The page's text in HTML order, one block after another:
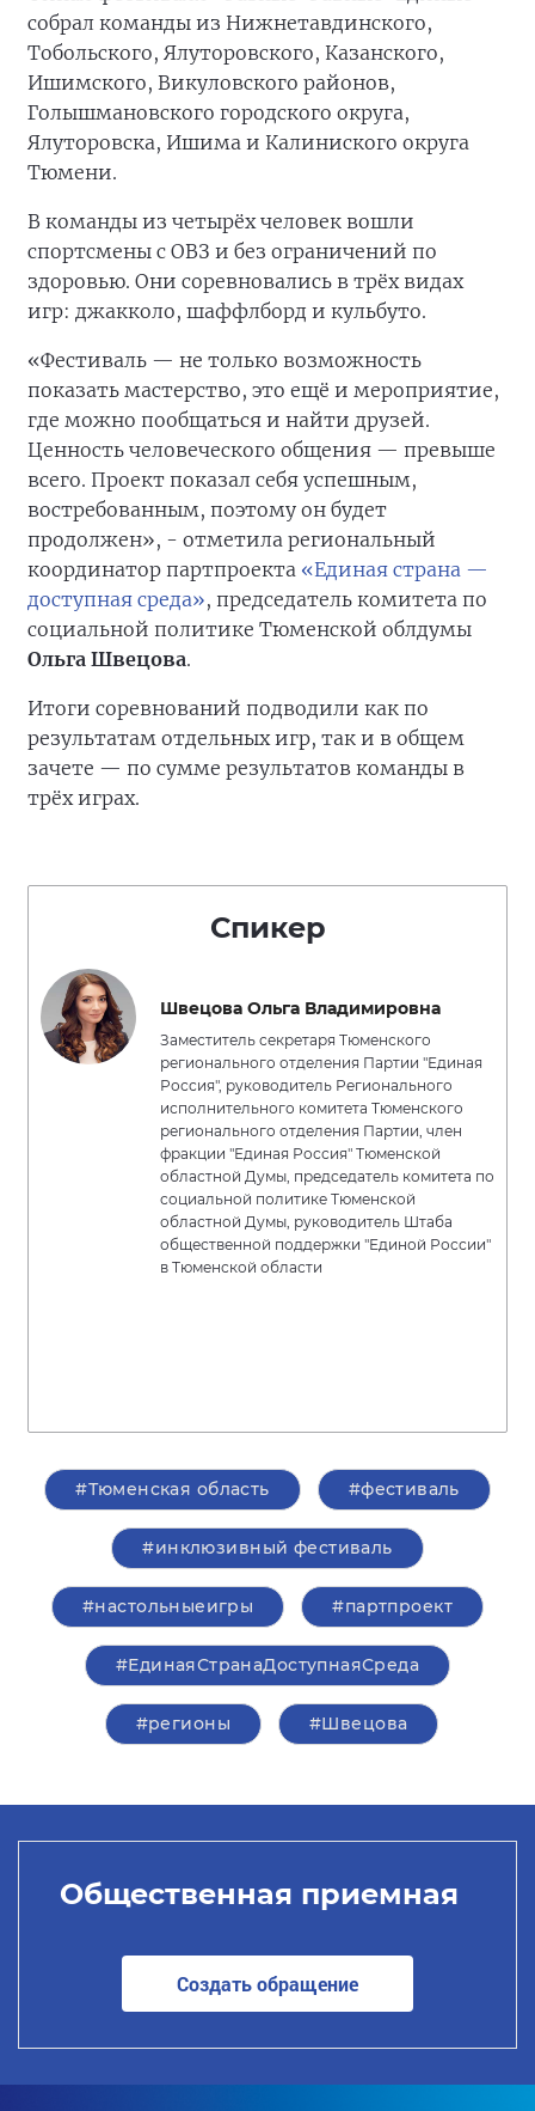
собрал команды из Нижнетавдинского,
Тобольского, Ялуторовского, Казанского,
Ишимского, Викуловского районов,
Голышмановского городского округа,
Ялуторовска, Ишима и Калиниского округа
Тюмени.
В команды из четырёх человек вошли
спортсмены с ОВЗ и без ограничений по
здоровью. Они соревновались в трёх видах
игр: джакколо, шаффлборд и кульбуто.
«Фестиваль — не только возможность
показать мастерство, это ещё и мероприятие,
где можно пообщаться и найти друзей.
Ценность человеческого общения — превыше
всего. Проект показал себя успешным,
востребованным, поэтому он будет
продолжен», - отметила региональный
координатор партпроекта «Единая страна —
доступная среда», председатель комитета по
социальной политике Тюменской облдумы
Ольга Швецова.
Итоги соревнований подводили как по
результатам отдельных игр, так и в общем
зачете — по сумме результатов команды в
трёх играх.
Спикер
Швецова Ольга Владимировна
Заместитель секретаря Тюменского
регионального отделения Партии "Единая
Россия", руководитель Регионального
исполнительного комитета Тюменского
регионального отделения Партии, член
фракции "Единая Россия" Тюменской
областной Думы, председатель комитета по
социальной политике Тюменской
областной Думы, руководитель Штаба
общественной поддержки "Единой России"
в Тюменской области
#Тюменская область #фестиваль
#инклюзивный фестиваль
#настольныеигры #партпроект
#ЕдинаяСтранаДоступнаяСреда
#регионы #Швецова
Общественная приемная
Создать обращение